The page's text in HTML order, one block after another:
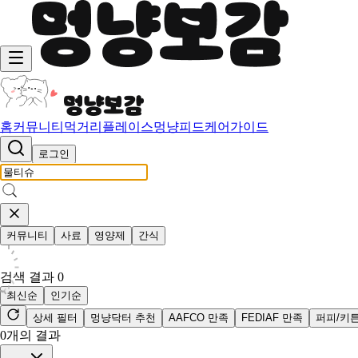
홈커뮤니티 먹거리 플레이스멍냥피드케어가이드
로그인
커뮤니티 사료 영양제 간식
검색 결과 0
최신순
인기순
상세 필터
멍냥닥터 추천 AAFCO 만족 FEDIAF 만족 퍼피/키
0개의 결과